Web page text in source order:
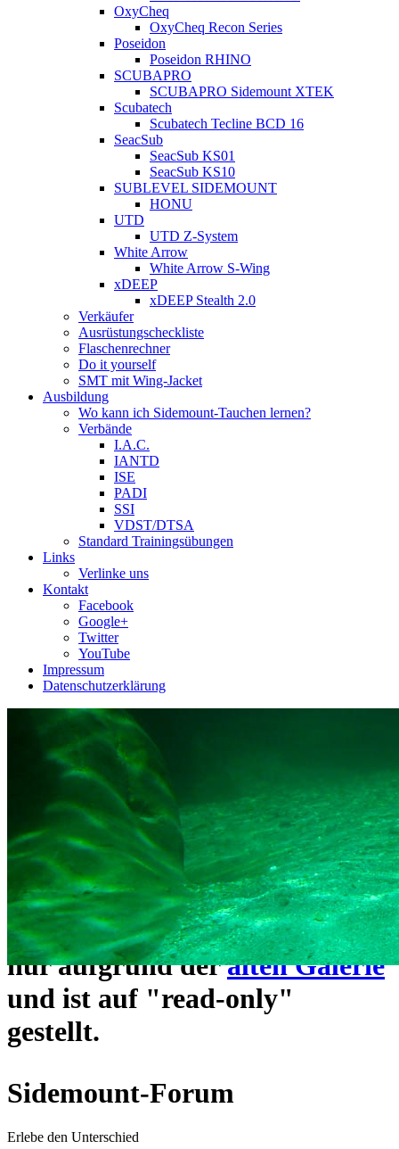
OxyCheq
OxyCheq Recon Series
Poseidon
Poseidon RHINO
SCUBAPRO
SCUBAPRO Sidemount XTEK
Scubatech
Scubatech Tecline BCD 16
SeacSub
SeacSub KS01
SeacSub KS10
SUBLEVEL SIDEMOUNT
HONU
UTD
UTD Z-System
White Arrow
White Arrow S-Wing
xDEEP
xDEEP Stealth 2.0
Verkäufer
Ausrüstungscheckliste
Flaschenrechner
Do it yourself
SMT mit Wing-Jacket
Ausbildung
Wo kann ich Sidemount-Tauchen lernen?
Verbände
I.A.C.
IANTD
ISE
PADI
SSI
VDST/DTSA
Standard Trainingsübungen
Links
Verlinke uns
Kontakt
Facebook
Google+
Twitter
YouTube
Impressum
Datenschutzerklärung
Das Sidemount-Forum ist auf
ein neues Forensystem
umgezogen und wie gewohnt
unterhttps://www.sidemount-
forum.comerreichbar.
Das alte Forum hier existiert
nur aufgrund deralten Galerie
und ist auf "read-only"
gestellt.
Sidemount-Forum
Erlebe den Unterschied